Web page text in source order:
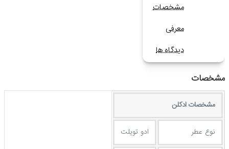
مشخصات
معرفی
دیدگاه ها
مشخصات
مشخصات ادکلن
نوع عطر ادو تویلت